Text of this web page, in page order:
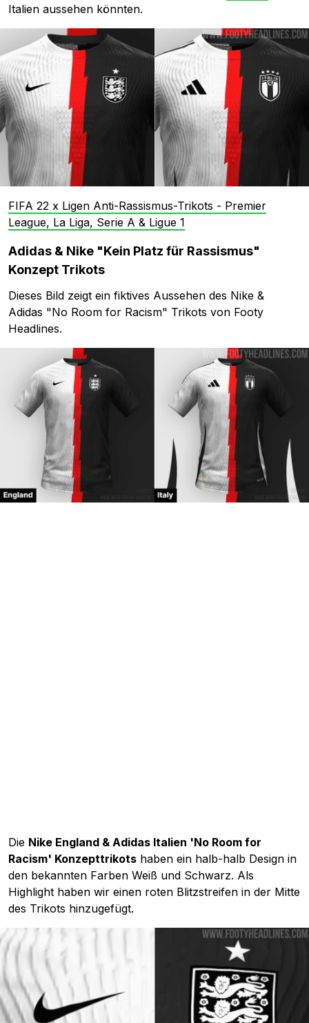
Italien aussehen könnten.
FIFA 22 x Ligen Anti-Rassismus-Trikots - Premier
League, La Liga, Serie A & Ligue 1
Adidas & Nike "Kein Platz für Rassismus"
Konzept Trikots
Dieses Bild zeigt ein fiktives Aussehen des Nike &
Adidas "No Room for Racism" Trikots von Footy
Headlines.
Die Nike England & Adidas Italien 'No Room for
Racism' Konzepttrikots haben ein halb-halb Design in
den bekannten Farben Weiß und Schwarz. Als
Highlight haben wir einen roten Blitzstreifen in der Mitte
des Trikots hinzugefügt.